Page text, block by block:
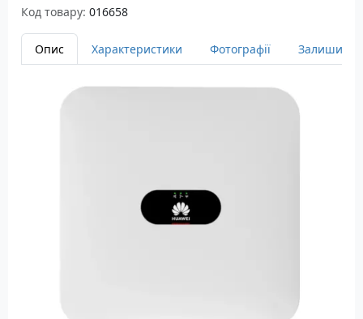
Код товару: 016658
Опис Характеристики Фотографії Залишити